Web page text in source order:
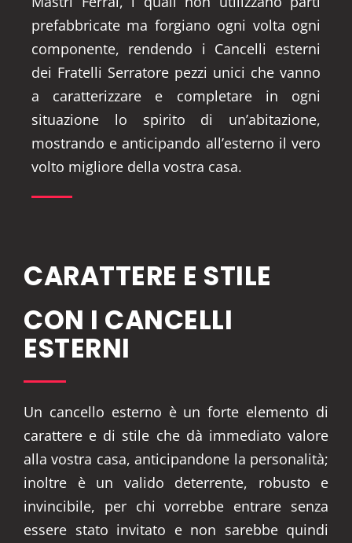
prefabbricate ma forgiano ogni volta ogni
componente, rendendo i Cancelli esterni
dei Fratelli Serratore pezzi unici che vanno
a caratterizzare e completare in ogni
situazione lo spirito di un’abitazione,
mostrando e anticipando all’esterno il vero
volto migliore della vostra casa.
CARATTERE E STILE
CON I CANCELLI
ESTERNI
Un cancello esterno è un forte elemento di
carattere e di stile che dà immediato valore
alla vostra casa, anticipandone la personalità;
inoltre è un valido deterrente, robusto e
invincibile, per chi vorrebbe entrare senza
essere stato invitato e non sarebbe quindi